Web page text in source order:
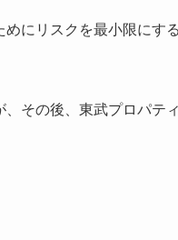
にリスクを最小限にす
その後、東武プロパテ